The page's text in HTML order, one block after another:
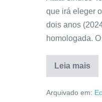
que irá eleger
dois anos
homologada.
Leia mais
Arquivado em: